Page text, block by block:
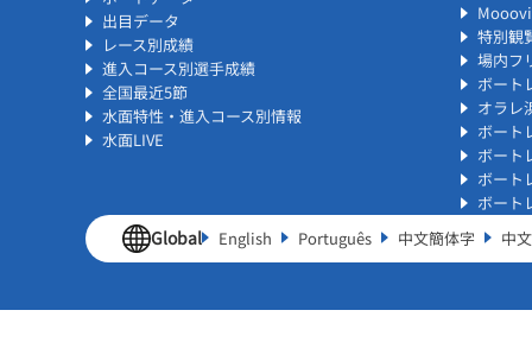
出目データ
レース別成績
進入コース別選手成績
全国最近5節
水面特性・進入コース別情報
水面LIVE
特別観
場内フ
ボート
オラレ
ボート
ボート
ボート
ボート
Global English Português 中文簡体字 中